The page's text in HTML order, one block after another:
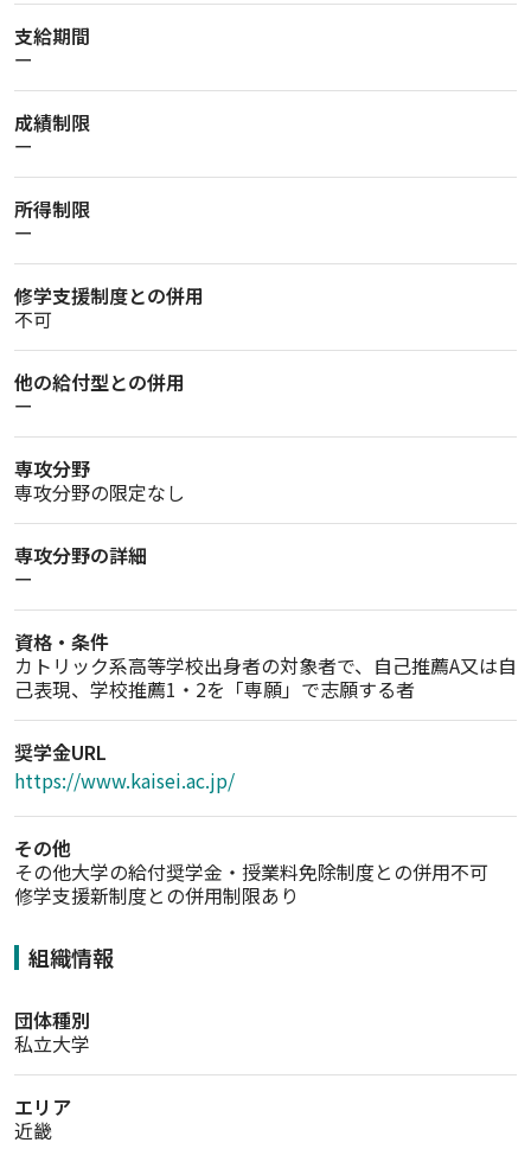
支給期間
ー
成績制限
ー
所得制限
ー
修学支援制度との併用
不可
他の給付型との併用
ー
専攻分野
専攻分野の限定なし
専攻分野の詳細
ー
資格・条件
カトリック系高等学校出身者の対象者で、自己推薦A又は自
己表現、学校推薦1・2を「専願」で志願する者
奨学金URL
https://www.kaisei.ac.jp/
その他
その他大学の給付奨学金・授業料免除制度との併用不可
修学支援新制度との併用制限あり
組織情報
団体種別
私立大学
エリア
近畿